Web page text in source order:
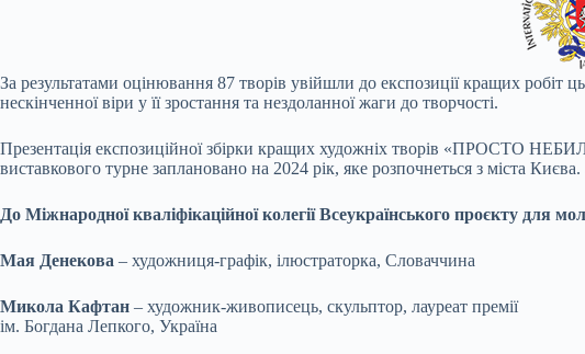
За результатами оцінювання 87 творів увійшли до експозиції кращих робіт
нескінченної віри у її зростання та нездоланної жаги до творчості.
Презентація експозиційної збірки кращих художніх творів «ПРОСТО
виставкового турне заплановано на 2024 рік, яке розпочнеться з міста
До Міжнародної кваліфікаційної колегії Всеукраїнського проєкту
Мая Денекова – художниця-графік, ілюстраторка, Словаччина
Микола Кафтан – художник-живописець, скульптор, лауреат премії
ім. Богдана Лепкого, Україна